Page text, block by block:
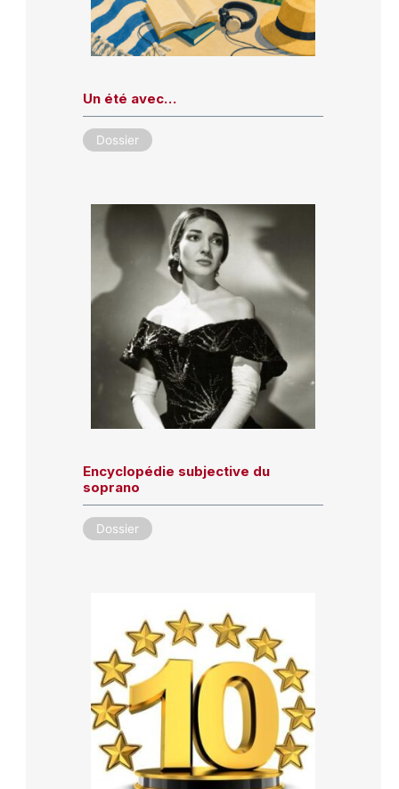
Un été avec…
Dossier
Encyclopédie subjective du
soprano
Dossier